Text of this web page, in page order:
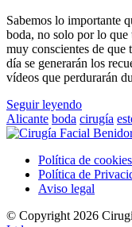
Sabemos lo importante
boda, no solo por lo que
muy conscientes de que
día se generarán los
vídeos que perdurarán
Seguir leyendo
Alicante boda cirugía
Política de cookies
Política de
Aviso legal
© Copyright 2026